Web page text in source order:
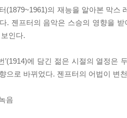
(1879~1961)의 재능을 알아본 막
. 젠프터의 음악은 스승의 영향을
인다.
’(1914)에 담긴 젊은 시절의 열정은
으로 바뀌었다. 젠프터의 어법이 변
음